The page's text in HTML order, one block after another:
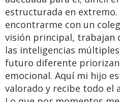
estructurada en extremo.
encontrarme con un
visión principal, trabajan
las inteligencias
futuro diferente
emocional. Aquí mi hijo
valorado y recibe todo el